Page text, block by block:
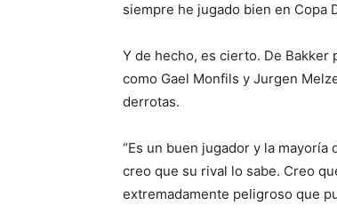
siempre he jugado bien en Copa
Y de hecho, es cierto. De
como Gael Monfils y Jurgen
derrotas.
“Es un buen jugador y la
creo que su rival lo sabe. Creo
extremadamente peligroso que